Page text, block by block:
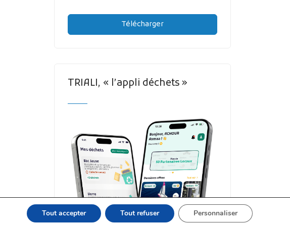
Télécharger
TRIALI, « l’appli déchets »
Tout accepter Tout refuser Personnaliser